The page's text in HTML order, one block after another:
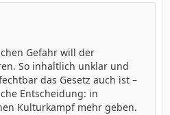
Gefahr will der
So inhaltlich unklar und
das Gesetz auch ist –
Entscheidung: in
Kulturkampf mehr geben.